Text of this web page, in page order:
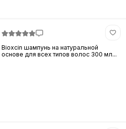
Bioxcin шампунь на натуральной
основе для всех типов волос 300 мл...